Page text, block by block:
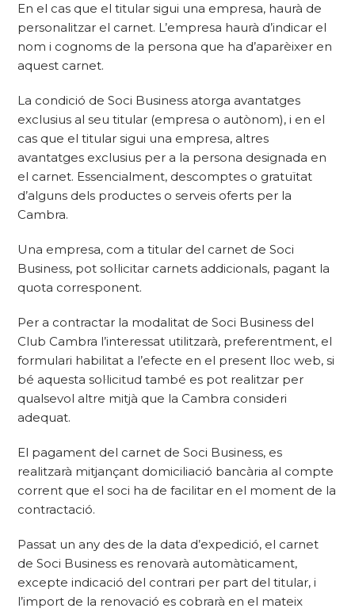
En el cas que el titular sigui una empresa, haurà de
personalitzar el carnet. L’empresa haurà d’indicar el
nom i cognoms de la persona que ha d’aparèixer en
aquest carnet.
La condició de Soci Business atorga avantatges
exclusius al seu titular (empresa o autònom), i en el
cas que el titular sigui una empresa, altres
avantatges exclusius per a la persona designada en
el carnet. Essencialment, descomptes o gratuïtat
d’alguns dels productes o serveis oferts per la
Cambra.
Una empresa, com a titular del carnet de Soci
Business, pot sol·licitar carnets addicionals, pagant la
quota corresponent.
Per a contractar la modalitat de Soci Business del
Club Cambra l’interessat utilitzarà, preferentment, el
formulari habilitat a l’efecte en el present lloc web, si
bé aquesta sol·licitud també es pot realitzar per
qualsevol altre mitjà que la Cambra consideri
adequat.
El pagament del carnet de Soci Business, es
realitzarà mitjançant domiciliació bancària al compte
corrent que el soci ha de facilitar en el moment de la
contractació.
Passat un any des de la data d’expedició, el carnet
de Soci Business es renovarà automàticament,
excepte indicació del contrari per part del titular, i
l’import de la renovació es cobrarà en el mateix